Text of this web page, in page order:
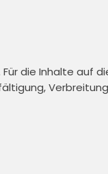
die Inhalte auf